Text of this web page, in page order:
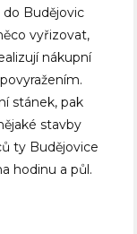
do Budějovic
vyřizovat,
nákupní
stánek, pak
stavby
ty Budějovice
hodinu a půl.